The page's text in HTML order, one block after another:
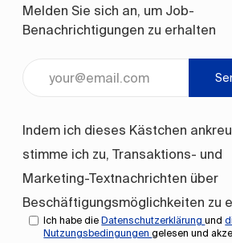
Melden Sie sich an, um Job-
Benachrichtigungen zu erhalten
Indem ich dieses Kästchen
stimme ich zu, Transaktions- und
Marketing-Textnachrichten über
Beschäftigungsmöglichkeiten zu
Ich habe dieDatenschutzerklärungund
Nutzungsbedingungengelesen und